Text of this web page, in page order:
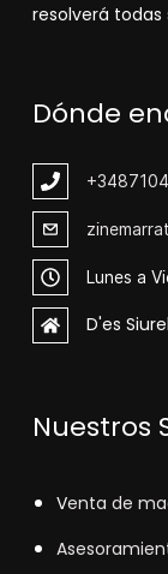
resolverá todas
Dónde
+348
Lunes a
D'es
Nuestros
Venta de